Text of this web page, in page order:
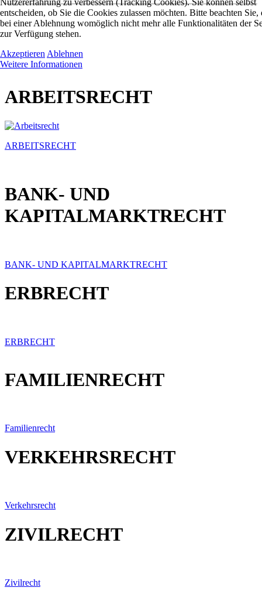
ARBEITSRECHT
ARBEITSRECHT
BANK- UND
KAPITALMARKTRECHT
BANK- UND KAPITALMARKTRECHT
ERBRECHT
ERBRECHT
FAMILIENRECHT
Familienrecht
VERKEHRSRECHT
Verkehrsrecht
ZIVILRECHT
Zivilrecht
Nutzererfahrung zu verbessern (Tracking Cookies). Sie können selbst
entscheiden, ob Sie die Cookies zulassen möchten. Bitte beachten Sie,
bei einer Ablehnung womöglich nicht mehr alle Funktionalitäten der
zur Verfügung stehen.
Akzeptieren Ablehnen
Weitere Informationen